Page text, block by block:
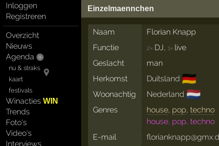
Inloggen
Registreren
Overzicht
Nieuws
Agenda
nu & straks
kaart
festivals
WinactiesWIN
Trends
Foto's
Video's
Interviews
Einzelmaennchen
Naam
Florian Knapp
Functie
2× DJ, 1× live
Geslacht
man
Herkomst
Duitsland 🇩🇪
Woonachtig Nederland 🇳🇱
Genres house, pop,techno
house, pop, techno
E-mail